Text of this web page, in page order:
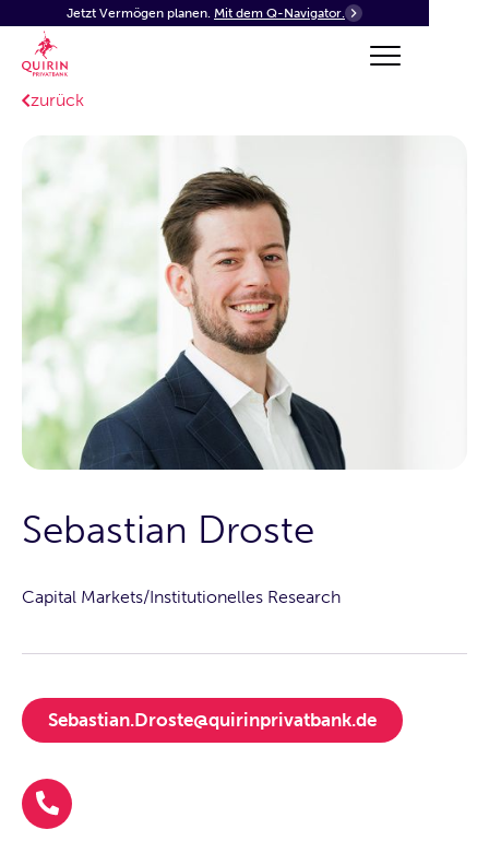
Jetzt Vermögen planen. Mit dem Q-Navigator.
zurück
Sebastian Droste
Capital Markets/Institutionelles Research
Sebastian.Droste@quirinprivatbank.de